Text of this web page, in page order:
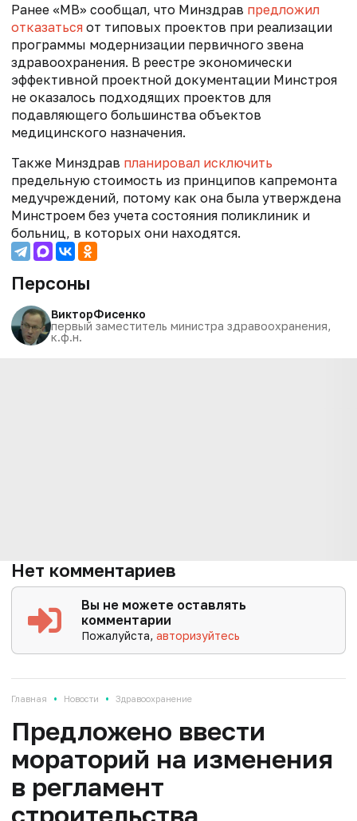
Ранее «МВ» сообщал, что Минздрав предложил
отказаться от типовых проектов при реализации
программы модернизации первичного звена
здравоохранения. В реестре экономически
эффективной проектной документации Минстроя
не оказалось подходящих проектов для
подавляющего большинства объектов
медицинского назначения.
Также Минздрав планировал исключить
предельную стоимость из принципов капремонта
медучреждений, потому как она была утверждена
Минстроем без учета состояния поликлиник и
больниц, в которых они находятся.
Персоны
ВикторФисенко
первый заместитель министра здравоохранения,
к.ф.н.
Нет комментариев
Вы не можете оставлять
комментарии
Пожалуйста,авторизуйтесь
Главная • Новости • Здравоохранение
Предложено ввести
мораторий на изменения
в регламент
строительства